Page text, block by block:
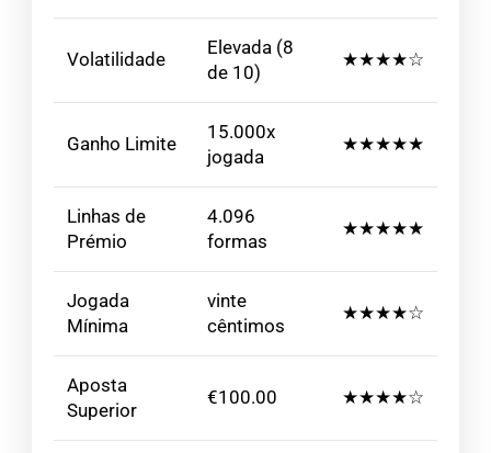
Volatilidade
Elevada (8
de 10)
★★★★☆
Ganho Limite
15.000x
jogada
★★★★★
Linhas de
Prémio
4.096
formas
★★★★★
Jogada
Mínima
vinte
cêntimos
★★★★☆
Aposta
Superior
€100.00 ★★★★☆